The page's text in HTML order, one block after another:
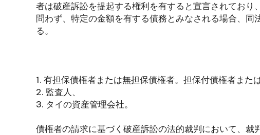
者は破産訴訟を提起する権利を有すると宣言されており
問わず、特定の金額を有する債務とみなされる場合、
る。
1. 有担保債権者または無担保債権者。担保付債権者また
2. 監査人、
3. タイの資産管理会社。
債権者の請求に基づく破産訴訟の法的裁判において、